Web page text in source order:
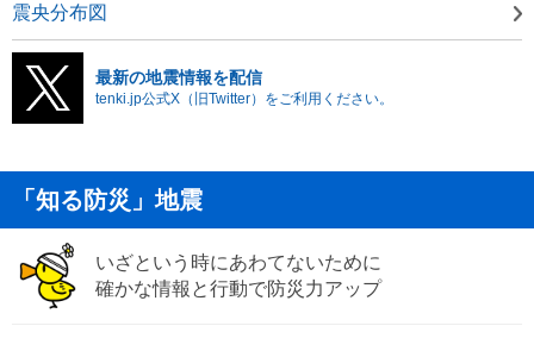
震央分布図
最新の地震情報を配信
tenki.jp公式X（旧Twitter）をご利用ください。
「知る防災」地震
いざという時にあわてないために
確かな情報と行動で防災力アップ